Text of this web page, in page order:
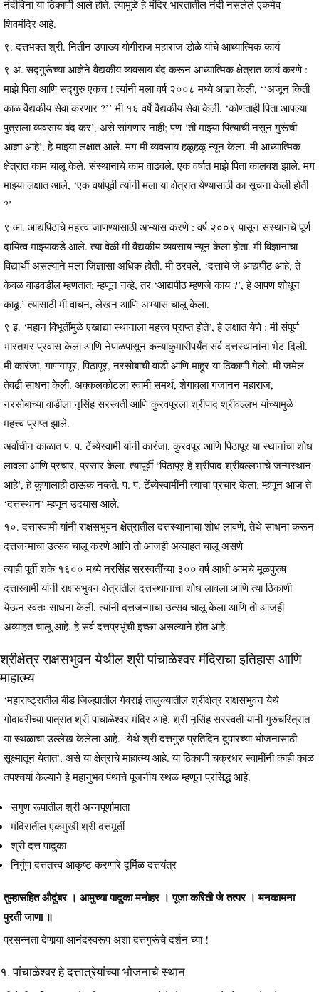
नंदीविना या ठिकाणी आले होते. त्यामुळे हे मंदिर भारतातील नंदी नसलेले एकमेव
शिवमंदिर आहे.
९. दत्तभक्त श्री. नितीन उपाख्य योगीराज महाराज डोळे यांचे आध्यात्मिक कार्य
९ अ. सद्गुरूंच्या आज्ञेने वैद्यकीय व्यवसाय बंद करून आध्यात्मिक क्षेत्रात कार्य करणे :
माझे पिता आणि सद्गुरु एकच ! त्यांनी मला वर्ष २००८ मध्ये आज्ञा केली, ‘‘अजून किती
काळ वैद्यकीय सेवा करणार ?’’ मी १६ वर्षे वैद्यकीय सेवा केली. ‘कोणताही पिता आपल्या
पुत्राला व्यवसाय बंद कर’, असे सांगणार नाही; पण ‘ती माझ्या पित्याची नसून गुरूंची
आज्ञा आहे’, हे माझ्या लक्षात आले. मग मी व्यवसाय हळूहळू न्यून केला. मी आध्यात्मिक
क्षेत्रात काम चालू केले. संस्थानाचे काम वाढवले. एक वर्षात माझे पिता कालवश झाले. मग
माझ्या लक्षात आले, ‘एक वर्षापूर्वी त्यांनी मला या क्षेत्रात येण्यासाठी का सूचना केली होती
?’
९ आ. आद्यपिठाचे महत्त्व जाणण्यासाठी अभ्यास करणे : वर्ष २००९ पासून संस्थानचे पूर्ण
दायित्व माझ्याकडे आले. त्या वेळी मी वैद्यकीय व्यवसाय न्यून केला होता. मी विज्ञानाचा
विद्यार्थी असल्याने मला जिज्ञासा अधिक होती. मी ठरवले, ‘दत्ताचे जे आद्यपीठ आहे, ते
केवळ वाडवडील म्हणतात; म्हणून नव्हे, तर ‘आद्यपीठ म्हणजे काय ?’, हे आपण शोधून
काढू.’ त्यासाठी मी वाचन, लेखन आणि अभ्यास चालू केला.
९ इ. ‘महान विभूतींमुळे एखाद्या स्थानाला महत्त्व प्राप्त होते’, हे लक्षात येणे : मी संपूर्ण
भारतभर प्रवास केला आणि नेपाळपासून कन्याकुमारीपर्यंत सर्व दत्तस्थानांना भेट दिली.
मी कारंजा, गाणगापूर, पिठापूर, नरसोबाची वाडी आणि माहूर या ठिकाणी गेलो. मी जमेल
तेवढी साधना केली. अक्कलकोटला स्वामी समर्थ, शेगावला गजानन महाराज,
नरसोबाच्या वाडीला नृसिंह सरस्वती आणि कुरवपूरला श्रीपाद श्रीवल्लभ यांच्यामुळे
महत्त्व प्राप्त झाले.
अर्वाचीन काळात प. प. टेंब्येस्वामी यांनी कारंजा, कुरवपूर आणि पिठापूर या स्थानांचा शोध
लावला आणि प्रचार, प्रसार केला. त्यापूर्वी ‘पिठापूर हे श्रीपाद श्रीवल्लभांचे जन्मस्थान
आहे’, हे कुणालाही ठाऊक नव्हते. प. प. टेंब्येस्वामींनी त्याचा प्रचार केला; म्हणून आज ते
‘दत्तस्थान’ म्हणून उदयास आले.
१०. दत्तास्वामी यांनी राक्षसभुवन क्षेत्रातील दत्तस्थानाचा शोध लावणे, तेथे साधना करून
दत्तजन्माचा उत्सव चालू करणे आणि तो आजही अव्याहत चालू असणे
त्याही पूर्वी शके १६०० मध्ये नरसिंह सरस्वतींच्या ३०० वर्ष आधी आमचे मूळपुरुष
दत्तास्वामी यांनी राक्षसभुवन क्षेत्रातील दत्तस्थानाचा शोध लावला आणि त्या ठिकाणी
येऊन स्वतः साधना केली. त्यांनी दत्तजन्माचा उत्सव चालू केला आणि तो आजही
अव्याहत चालू आहे. हे सर्व दत्तप्रभूंची इच्छा असल्याने होत आहे.
श्रीक्षेत्र राक्षसभुवन येथील श्री पांचाळेश्‍वर मंदिराचा इतिहास आणि
माहात्म्य
‘महाराष्ट्रातील बीड जिल्ह्यातील गेवराई तालुक्यातील श्रीक्षेत्र राक्षसभुवन येथे
गोदावरीच्या पात्रात श्री पांचाळेश्‍वर मंदिर आहे. श्री नृसिंह सरस्वती यांनी गुरुचरित्रात
या स्थळाचा उल्लेख केलेला आहे. ‘येथे श्री दत्तगुरु प्रतिदिन दुपारच्या भोजनासाठी
सूक्ष्मातून येतात’, असे या क्षेत्राचे माहात्म्य आहे. या ठिकाणी चक्रधर स्वामींनी काही काळ
तपश्‍चर्या केल्याने हे महानुभव पंथाचे पूजनीय स्थळ म्हणून प्रसिद्ध आहे.
सगुण रूपातील श्री अन्नपूर्णामाता
मंदिरातील एकमुखी श्री दत्तमूर्ती
श्री दत्त पादुका
निर्गुण दत्ततत्त्व आकृष्ट करणारे दुर्मिळ दत्तयंत्र
तुम्हासहित औदुंबर । आमुच्या पादुका मनोहर । पूजा करिती जे तत्पर । मनकामना
पुरती जाणा ॥
प्रसन्नता देणार्‍या आनंदस्वरूप अशा दत्तगुरूंचे दर्शन घ्या !
१. पांचाळेश्‍वर हे दत्तात्रेयांच्या भोजनाचे स्थान